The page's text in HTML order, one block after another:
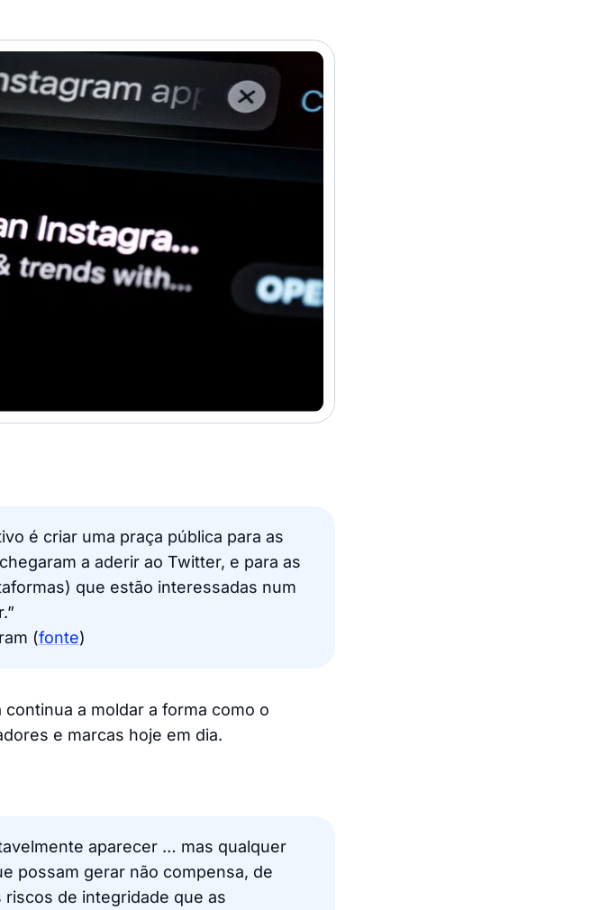
é criar uma praça pública para as
a aderir ao Twitter, e para as
que estão interessadas num
(fonte)
a moldar a forma como o
e marcas hoje em dia.
aparecer … mas qualquer
possam gerar não compensa, de
de integridade que as